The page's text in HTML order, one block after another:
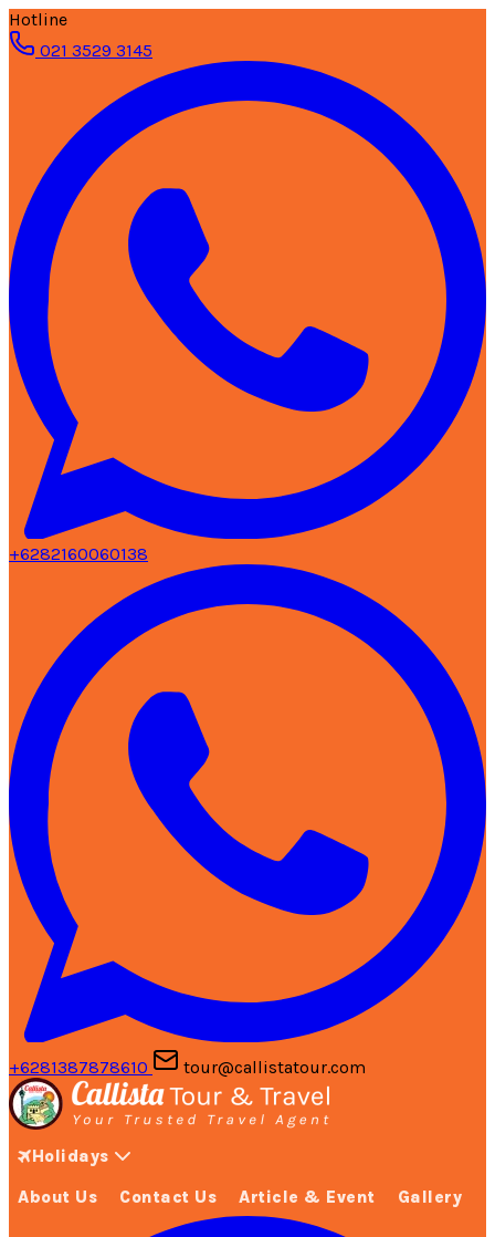
Hotline
021 3529 3145
+6282160060138
+6281387878610 tour@callistatour.com
Holidays
About Us Contact Us Article & Event Gallery